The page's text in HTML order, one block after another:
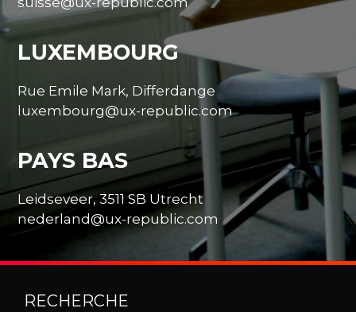
LUXEMBOURG
Rue Emile Mark, Differdange
luxembourg@ux-republic.com
PAYS BAS
Leidseveer, 3511 SB Utrecht
nederland@ux-republic.com
RECHERCHE